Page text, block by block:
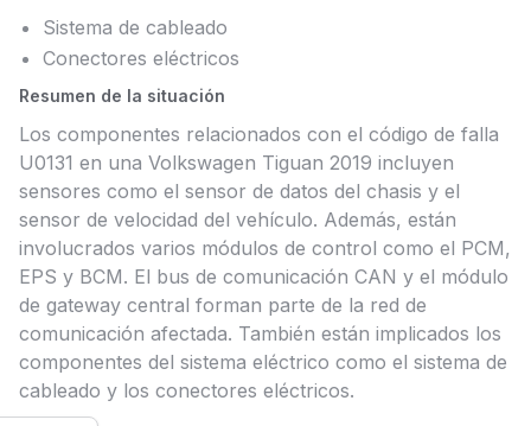
Sistema de cableado
Conectores eléctricos
Resumen de la situación
Los componentes relacionados con el código de falla
U0131 en una Volkswagen Tiguan 2019 incluyen
sensores como el sensor de datos del chasis y el
sensor de velocidad del vehículo. Además, están
involucrados varios módulos de control como el PCM,
EPS y BCM. El bus de comunicación CAN y el módulo
de gateway central forman parte de la red de
comunicación afectada. También están implicados los
componentes del sistema eléctrico como el sistema de
cableado y los conectores eléctricos.